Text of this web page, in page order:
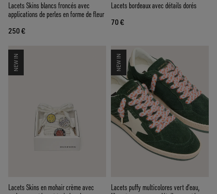
Lacets Skins blancs froncés avec
applications de perles en forme de fleur
250 €
Lacets bordeaux avec détails dorés
70 €
NEW IN
Lacets Skins en mohair crème avec
NEW IN
Lacets puffy multicolores vert d’eau,